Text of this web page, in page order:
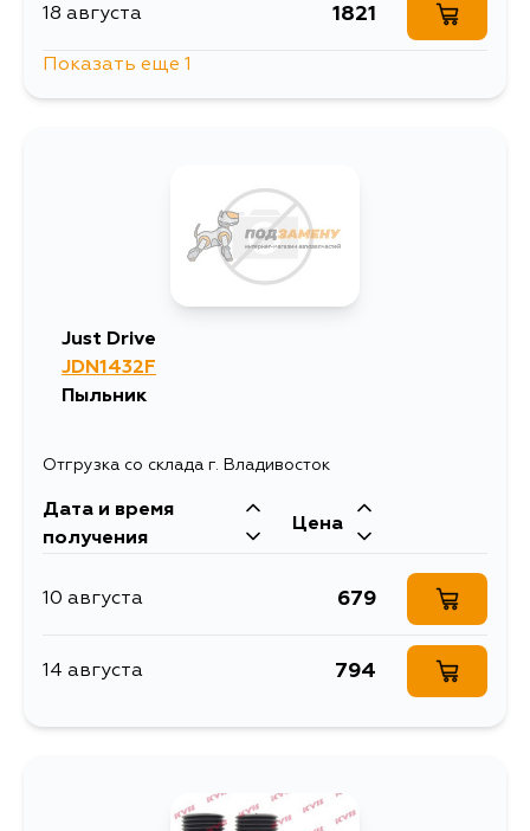
18 августа 1821
Показать еще 1
Just Drive
JDN1432F
Пыльник
Отгрузка со склада г. Владивосток
Дата и время
получения
Цена
10 августа 679
14 августа 794